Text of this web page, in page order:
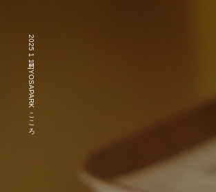
2025 1月 11|YOSAPARKこころ